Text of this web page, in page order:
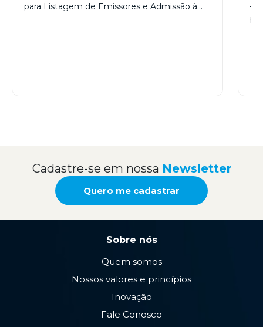
para Listagem de Emissores e Admissão à…
–
Cadastre-se em nossa Newsletter
Quero me cadastrar
Sobre nós
Quem somos
Nossos valores e princípios
Inovação
Fale Conosco